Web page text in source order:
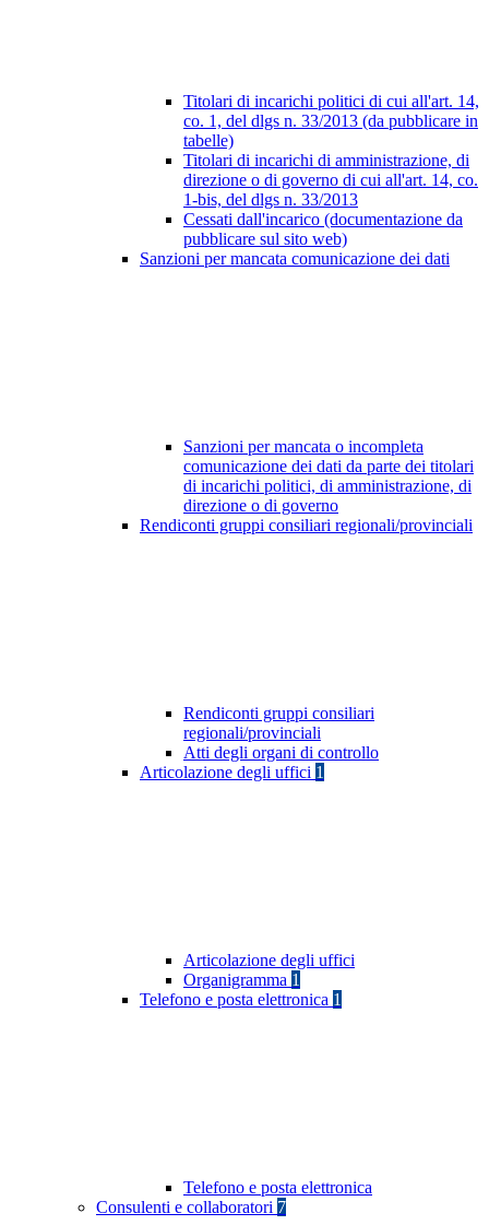
Titolari di incarichi politici di cui all'art. 14,
co. 1, del dlgs n. 33/2013 (da pubblicare in
tabelle)
Titolari di incarichi di amministrazione, di
direzione o di governo di cui all'art. 14, co.
1-bis, del dlgs n. 33/2013
Cessati dall'incarico (documentazione da
pubblicare sul sito web)
Sanzioni per mancata comunicazione dei dati
Sanzioni per mancata o incompleta
comunicazione dei dati da parte dei titolari
di incarichi politici, di amministrazione, di
direzione o di governo
Rendiconti gruppi consiliari regionali/provinciali
Rendiconti gruppi consiliari
regionali/provinciali
Atti degli organi di controllo
Articolazione degli uffici 1
Articolazione degli uffici
Organigramma 1
Telefono e posta elettronica 1
Telefono e posta elettronica
Consulenti e collaboratori 7